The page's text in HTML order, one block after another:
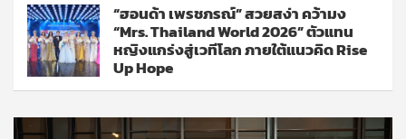
“ฮอนด้า เพรชภรณ์” สวยสง่า คว้ามง
“Mrs. Thailand World 2026” ตัวแทน
หญิงแกร่งสู่เวทีโลก ภายใต้แนวคิด Rise
Up Hope